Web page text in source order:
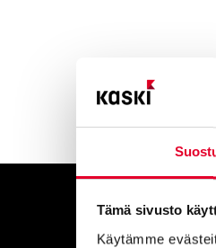
Tämä sivusto
Käytämme